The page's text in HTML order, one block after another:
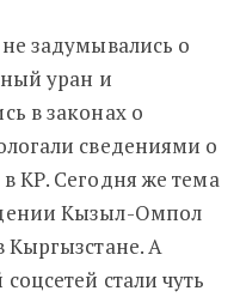
задумывались о
уран и
в законах о
сведениями о
КР. Сегодня же тема
Кызыл-Омпол
Кыргызстане. А
стали чуть